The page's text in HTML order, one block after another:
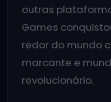
outras
Games
redor do mundo
marcante e
revolucionário.